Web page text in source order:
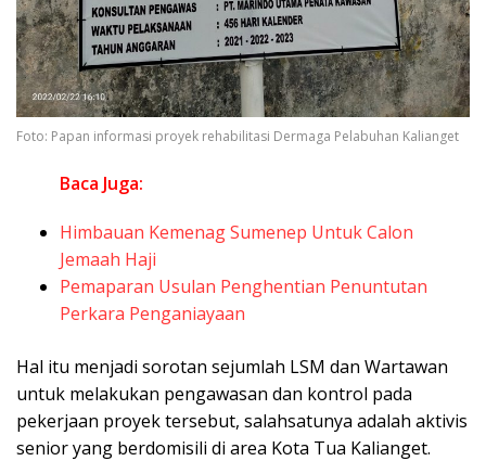
Foto: Papan informasi proyek rehabilitasi Dermaga Pelabuhan Kalianget
Baca Juga:
Himbauan Kemenag Sumenep Untuk Calon
Jemaah Haji
Pemaparan Usulan Penghentian Penuntutan
Perkara Penganiayaan
Hal itu menjadi sorotan sejumlah LSM dan Wartawan
untuk melakukan pengawasan dan kontrol pada
pekerjaan proyek tersebut, salahsatunya adalah aktivis
senior yang berdomisili di area Kota Tua Kalianget.